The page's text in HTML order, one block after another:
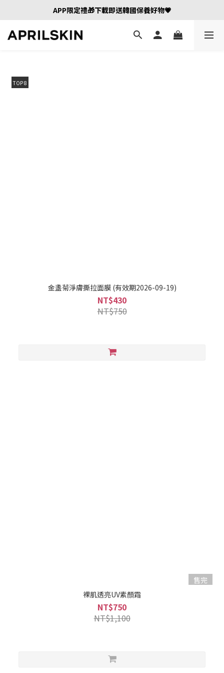
APP限定禮🎁下載即送韓國保養好物💗
TOP 8
金盞菊淨膚撕拉面膜 (有效期2026-09-19)
NT$430
NT$750
售完
裸肌透亮UV素顏霜
NT$750
NT$1,100